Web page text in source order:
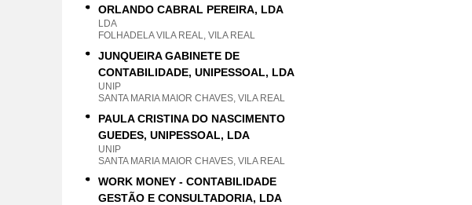
ORLANDO CABRAL PEREIRA, LDA
LDA
FOLHADELA VILA REAL, VILA REAL
JUNQUEIRA GABINETE DE
CONTABILIDADE, UNIPESSOAL, LDA
UNIP
SANTA MARIA MAIOR CHAVES, VILA REAL
PAULA CRISTINA DO NASCIMENTO
GUEDES, UNIPESSOAL, LDA
UNIP
SANTA MARIA MAIOR CHAVES, VILA REAL
WORK MONEY - CONTABILIDADE
GESTÃO E CONSULTADORIA, LDA